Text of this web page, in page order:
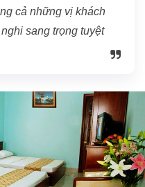
cả những vị khách
sang trọng tuyệt